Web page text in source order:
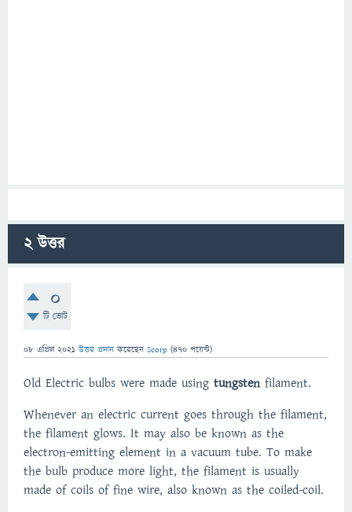
2উত্তর
0
টি ভোট
08 এপ্রিল 2021 উত্তর প্রদান করেছেন Scorp (470 পয়েন্ট)
Old Electric bulbs were made using tungsten filament.
Whenever an electric current goes through the filament,
the filament glows. It may also be known as the
electron-emitting element in a vacuum tube. To make
the bulb produce more light, the filament is usually
made of coils of fine wire, also known as the coiled-coil.